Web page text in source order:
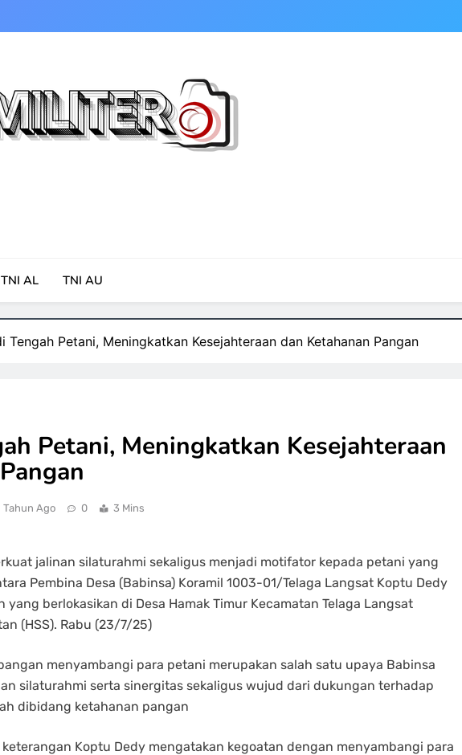
TNI AL TNI AU
Tengah Petani, Meningkatkan Kesejahteraan dan Ketahanan Pangan
Petani, Meningkatkan Kesejahteraan
Tahun Ago 0 3 Mins
jalinan silaturahmi sekaligus menjadi motifator kepada petani yang
Pembina Desa (Babinsa) Koramil 1003-01/Telaga Langsat Koptu Dedy
yang berlokasikan di Desa Hamak Timur Kecamatan Telaga Langsat
(HSS). Rabu (23/7/25)
menyambangi para petani merupakan salah satu upaya Babinsa
silaturahmi serta sinergitas sekaligus wujud dari dukungan terhadap
dibidang ketahanan pangan
Koptu Dedy mengatakan kegoatan dengan menyambangi para